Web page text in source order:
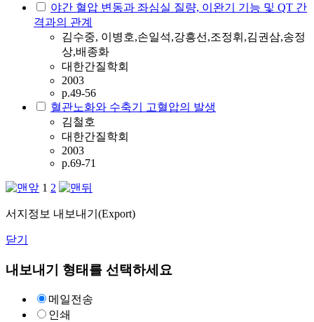
야간 혈압 변동과 좌심실 질량, 이완기 기능 및 QT 간
격과의 관계
김수중, 이병호,손일석,강흥선,조정휘,김권삼,송정
상,배종화
대한간질학회
2003
p.49-56
혈관노화와 수축기 고혈압의 발생
김철호
대한간질학회
2003
p.69-71
1 2
서지정보 내보내기(Export)
닫기
내보내기 형태를 선택하세요
메일전송
인쇄